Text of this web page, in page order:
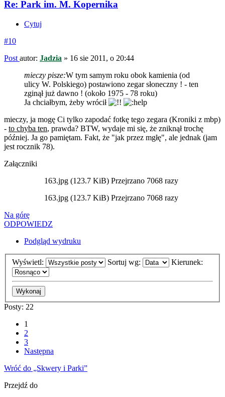
Re: Park im. M. Kopernika
Cytuj
#10
Post autor: Jadzia » 16 sie 2011, o 20:44
mieczy pisze:W tym samym roku obok kamienia (od
ulicy W. Polskiego) postawiono zegar słoneczny ! - ten
zginął już dawno ! (około 1975 - 78 roku)
Ja chciałbym, żeby wrócił
mieczy, ja mogę Ci tylko zapodać fotkę tego zegara (Kroniki z mbp)
- to chyba ten, prawda? BTW, wydaje mi się, że zniknął trochę
później. Ja go pamiętam. Fakt, że "jak przez mgłę", ale jednak (jam
jest rocznik 78).
Załączniki
163.jpg (123.7 KiB) Przejrzano 7068 razy
163.jpg (123.7 KiB) Przejrzano 7068 razy
Na górę
ODPOWIEDZ
Podgląd wydruku
Wyświetl: Sortuj wg: Kierunek:
Posty: 22
1
2
3
Następna
Wróć do „Skwery i Parki”
Przejdź do